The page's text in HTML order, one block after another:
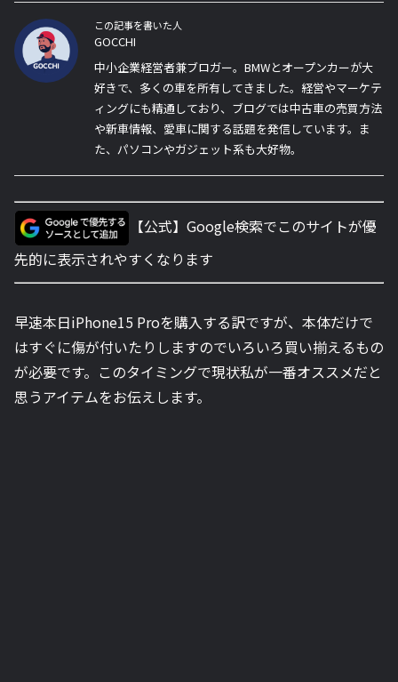
この記事を書いた人
GOCCHI
中小企業経営者兼ブロガー。BMWとオープンカーが大
好きで、多くの車を所有してきました。経営やマーケテ
ィングにも精通しており、ブログでは中古車の売買方法
や新車情報、愛車に関する話題を発信しています。ま
た、パソコンやガジェット系も大好物。
【公式】Google検索でこのサイトが優
先的に表示されやすくなります
早速本日iPhone15 Proを購入する訳ですが、本体だけで
はすぐに傷が付いたりしますのでいろいろ買い揃えるもの
が必要です。このタイミングで現状私が一番オススメだと
思うアイテムをお伝えします。